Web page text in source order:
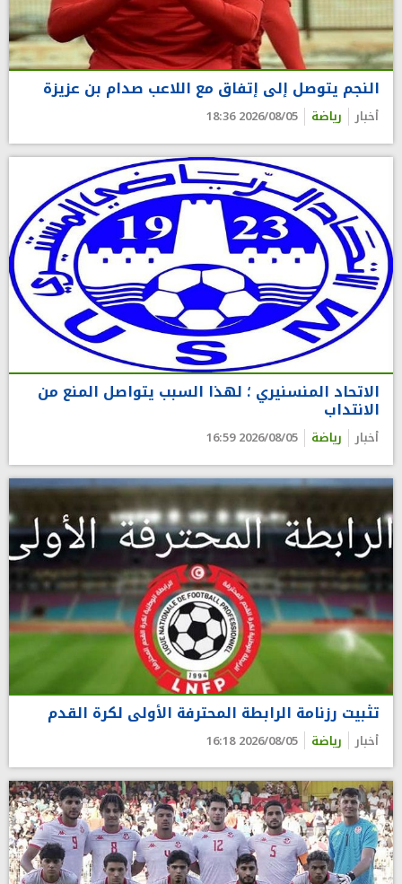
النجم يتوصل إلى إتفاق مع اللاعب صدام بن عزيزة
أخبار رياضة 2026/08/05 18:36
الاتحاد المنسنيري ؛ لهذا السبب يتواصل المنع من
الانتداب
أخبار رياضة 2026/08/05 16:59
تثبيت رزنامة الرابطة المحترفة الأولى لكرة القدم
أخبار رياضة 2026/08/05 16:18